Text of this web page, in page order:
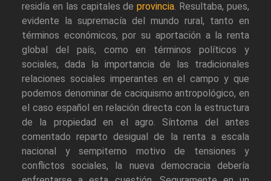
residía en las capitales deprovincia. Resultaba, pues,
evidente la supremacía del mundo rural, tanto en
términos económicos, por su aportación a la renta
global del país, como en términos políticos y
sociales, dada la importancia de las tradicionales
relaciones sociales imperantes en el campo y que
podemos denominar de caciquismo antropológico, en
el caso español en relación directa con la estructura
de la propiedad en el agro. Síntoma del antes
comentado reparto desigual de la renta a escala
nacional y sempiterno motivo de tensiones y
conflictos sociales, la nueva democracia debería